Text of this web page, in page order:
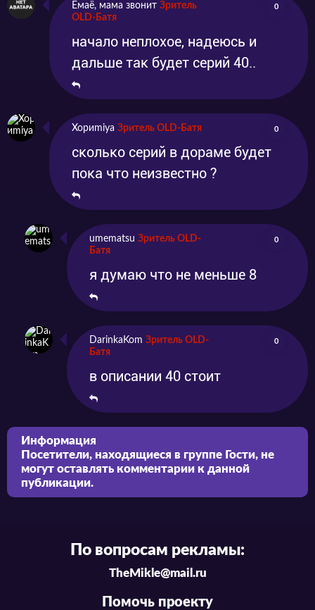
Ёмаё, мама звонит Зритель
OLD-Батя
0
начало неплохое, надеюсь и
дальше так будет серий 40..
Хориmiya Зритель OLD-Батя 0
сколько серий в дораме будет
пока что неизвестно ?
umematsu Зритель OLD-
Батя
0
я думаю что не меньше 8
DarinkaKom Зритель OLD-
Батя
0
в описании 40 стоит
Информация
Посетители, находящиеся в группе Гости, не
могут оставлять комментарии к данной
публикации.
По вопросам рекламы:
TheMikle@mail.ru
Помочь проекту